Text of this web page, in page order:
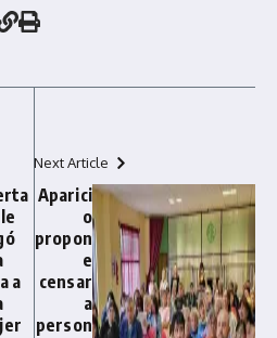
a
Next Article
Aparici
o
propon
e
censar
a
person